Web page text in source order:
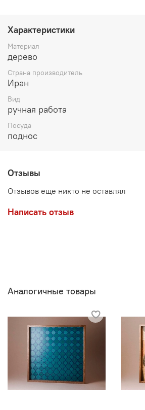
Характеристики
Материал
дерево
Страна производитель
Иран
Вид
ручная работа
Посуда
поднос
Отзывы
Отзывов еще никто не оставлял
Написать отзыв
Аналогичные товары